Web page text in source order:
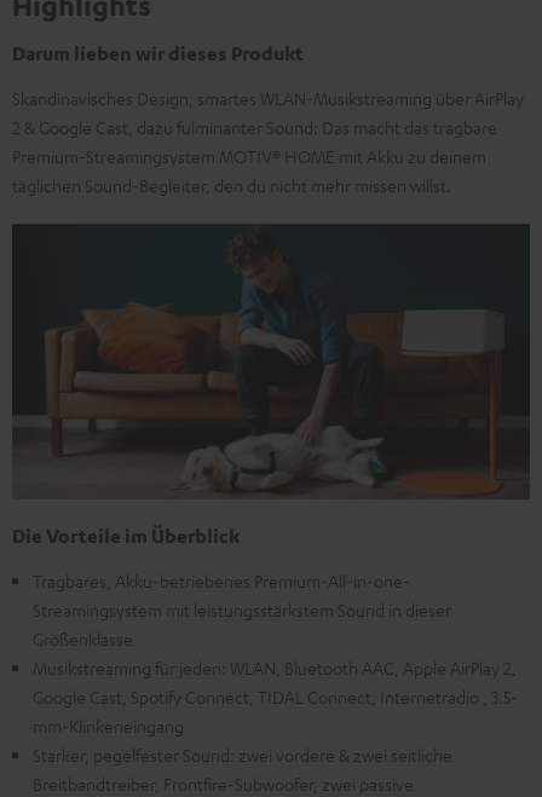
Darum lieben wir dieses Produkt
Skandinavisches Design, smartes WLAN-Musikstreaming über AirPlay
2 & Google Cast, dazu fulminanter Sound: Das macht das tragbare
Premium-Streamingsystem MOTIV® HOME mit Akku zu deinem
täglichen Sound-Begleiter, den du nicht mehr missen willst.
Die Vorteile im Überblick
Tragbares, Akku-betriebenes Premium-All-in-one-
Streamingsystem mit leistungsstärkstem Sound in dieser
Größenklasse
Musikstreaming für jeden: WLAN, Bluetooth AAC, Apple AirPlay 2,
Google Cast, Spotify Connect, TIDAL Connect, Internetradio , 3.5-
mm-Klinkeneingang
Starker, pegelfester Sound: zwei vordere & zwei seitliche
Breitbandtreiber, Frontfire-Subwoofer, zwei passive